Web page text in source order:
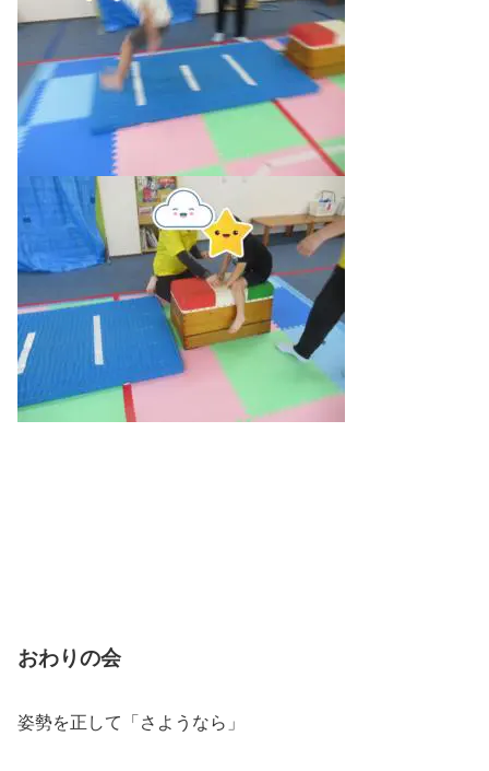
おわりの会
姿勢を正して「さようなら」